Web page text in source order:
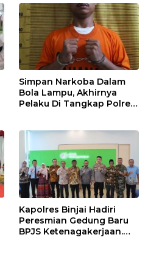
Simpan Narkoba Dalam
Bola Lampu, Akhirnya
Pelaku Di Tangkap Polres
Kapolres Binjai Hadiri
Peresmian Gedung Baru
BPJS Ketenagakerjaan.